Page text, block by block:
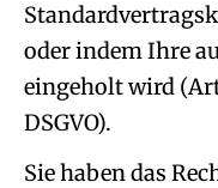
oder indem Ihre
eingeholt wird
DSGVO).
Sie haben das